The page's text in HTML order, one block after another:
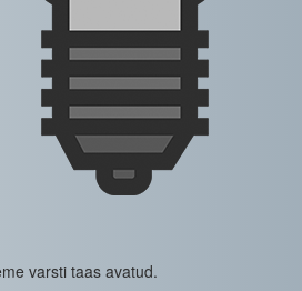
varsti taas avatud.